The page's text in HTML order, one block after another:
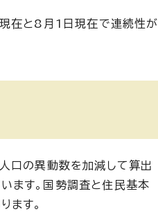
在と8月1日現在で連続性が
口の異動数を加減して算出
ます。国勢調査と住民基本
ます。